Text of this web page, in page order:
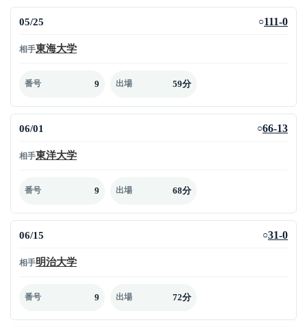
05/25 ○111-0
相手東海大学
番号 9 出場 59分
06/01 ○66-13
相手東洋大学
番号 9 出場 68分
06/15 ○31-0
相手明治大学
番号 9 出場 72分